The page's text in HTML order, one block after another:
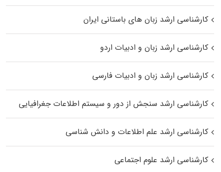
کارشناسی ارشد زبان‌ های باستانی ایران
کارشناسی ارشد زبان و ادبیات اردو
کارشناسی ارشد زبان و ادبیات فارسی
کارشناسی ارشد سنجش از دور و سیستم اطلاعات جغرافیایی
کارشناسی ارشد علم اطلاعات و دانش شناسی
کارشناسی ارشد علوم اجتماعی